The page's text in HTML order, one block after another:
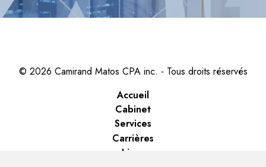
© 2026 Camirand Matos CPA inc. - Tous droits réservés
Accueil
Cabinet
Services
Carrières
Liens